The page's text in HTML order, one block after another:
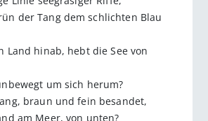
der Tang dem schlichten Blau
Land hinab, hebt die See von
um sich herum?
braun und fein besandet,
am Meer, von unten?